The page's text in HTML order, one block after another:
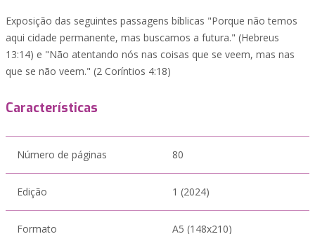
Exposição das seguintes passagens bíblicas "Porque não temos
aqui cidade permanente, mas buscamos a futura." (Hebreus
13:14) e "Não atentando nós nas coisas que se veem, mas nas
que se não veem." (2 Coríntios 4:18)
Características
Número de páginas 80
Edição 1 (2024)
Formato A5 (148x210)